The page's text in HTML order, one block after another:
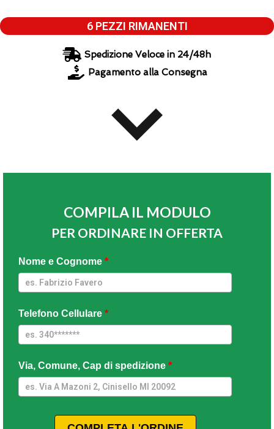
6 PEZZI RIMANENTI
Spedizione Veloce in 24/48h
Pagamento alla Consegna
COMPILA IL MODULO
PER ORDINARE IN OFFERTA
Umidificatore
Antigravita
Nome e Cognome *
Telefono Cellulare *
Via, Comune, Cap di spedizione *